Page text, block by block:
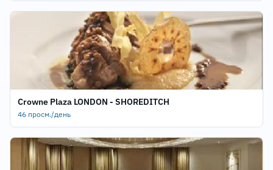
Crowne Plaza LONDON - SHOREDITCH
46 просм./день